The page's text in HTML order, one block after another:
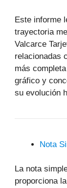
Este informe
trayectoria
Valcarce
relacionadas
más
gráfico y
su evolución
Nota
La nota
proporciona